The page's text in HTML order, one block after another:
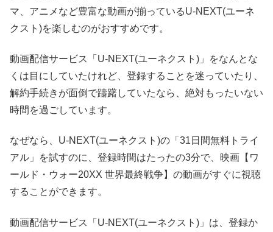
マ、アニメなど豊富な動画が揃っているU-NEXT(ユーネ
クスト)を楽しむのがおすすめです。
動画配信サービス「U-NEXT(ユーネクスト)」をなんとな
くは目にしていたけれど、登録することを迷っていたり、
解約手続きが面倒で躊躇していたなら、絶対もったいない
時間を過ごしています。
なぜなら、U-NEXT(ユーネクスト)の「31日間無料トライ
アル」を試すのに、登録時間はたったの3分で、映画【ワ
ールド・ウォー20XX 世界最終戦争】の動画がすぐに視聴
することができます。
動画配信サービス「U-NEXT(ユーネクスト)」は、登録か